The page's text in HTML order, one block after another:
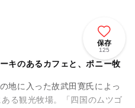
保存
125
キのあるカフェと、ポニー牧
地に入った故武田寛氏によっ
る観光牧場。「四国のムツゴ